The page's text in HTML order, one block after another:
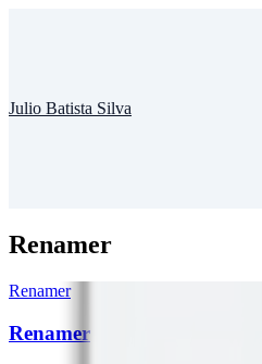
Julio Batista Silva
Renamer
Renamer
Renamer